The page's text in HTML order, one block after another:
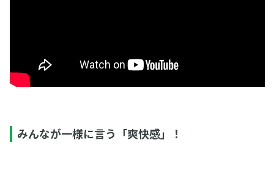
みんなが一様に言う「爽快感」！